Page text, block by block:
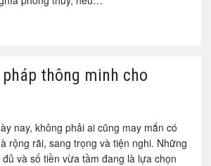
thông minh cho
nay, không phải ai cũng may mắn có
rộng rãi, sang trọng và tiện nghi. Những
và số tiền vừa tầm đang là lựa chọn